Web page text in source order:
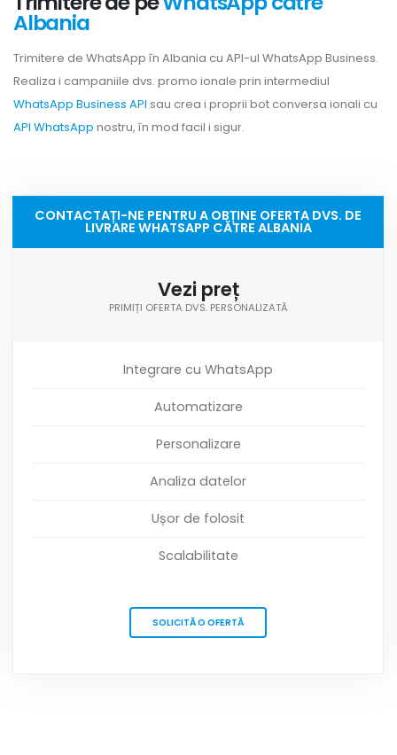
Albania
Trimitere de WhatsApp în Albania cu API-ul WhatsApp Business.
Realiza i campaniile dvs. promo ionale prin intermediul
WhatsApp Business API sau crea i proprii bot conversa ionali cu
API WhatsApp nostru, în mod facil i sigur.
CONTACTAȚI-NE PENTRU A OBȚINE OFERTA DVS. DE
LIVRARE WHATSAPP CĂTRE ALBANIA
Vezi preț
PRIMIȚI OFERTA DVS. PERSONALIZATĂ
Integrare cu WhatsApp
Automatizare
Personalizare
Analiza datelor
Ușor de folosit
Scalabilitate
SOLICITĂ O OFERTĂ